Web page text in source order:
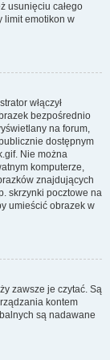
usunięciu całego
limit emotikon w
włączył
bezpośrednio
na forum,
dostępnym
Nie można
komputerze,
znajdujących
skrzynki pocztowe na
umieścić obrazek w
zawsze je czytać. Są
kontem
są nadawane